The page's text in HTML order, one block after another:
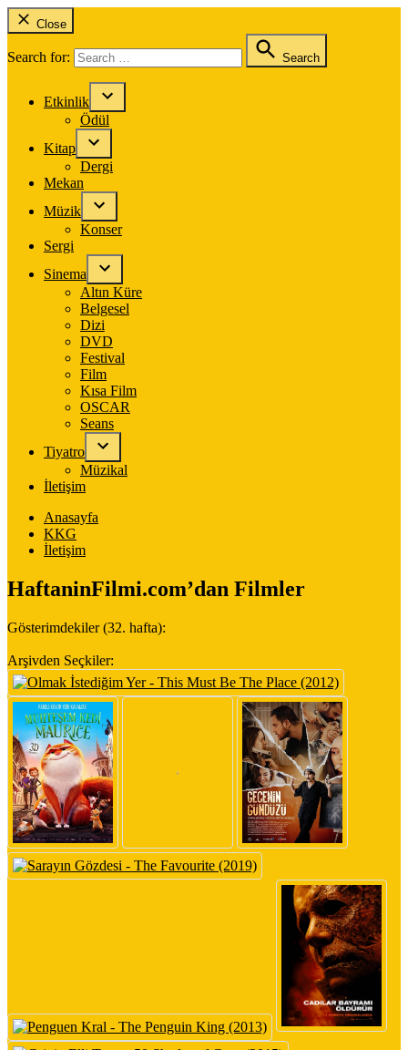
Close
Search for: Search
Etkinlik
Ödül
Kitap
Dergi
Mekan
Müzik
Konser
Sergi
Sinema
Altın Küre
Belgesel
Dizi
DVD
Festival
Film
Kısa Film
OSCAR
Seans
Tiyatro
Müzikal
İletişim
Anasayfa
KKG
İletişim
HaftaninFilmi.com’dan Filmler
Gösterimdekiler (32. hafta):
Arşivden Seçkiler: